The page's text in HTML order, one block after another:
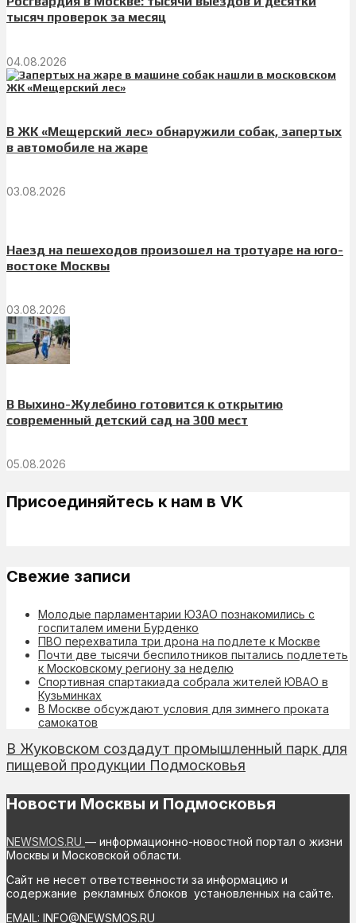
тысяч проверок за месяц
04.08.2026
В ЖК «Мещерский лес» обнаружили собак, запертых
в автомобиле на жаре
03.08.2026
Наезд на пешеходов произошел на тротуаре на юго-
востоке Москвы
03.08.2026
В Выхино-Жулебино готовится к открытию
современный детский сад на 300 мест
05.08.2026
Присоединяйтесь к нам в VK
Свежие записи
Молодые парламентарии ЮЗАО познакомились с
госпиталем имени Бурденко
ПВО перехватила три дрона на подлете к Москве
Почти две тысячи беспилотников пытались подлететь
к Московскому региону за неделю
Спортивная спартакиада собрала жителей ЮВАО в
Кузьминках
В Москве обсуждают условия для зимнего проката
самокатов
В Жуковском создадут промышленный парк для
пищевой продукции Подмосковья
Новости Москвы и Подмосковья
NEWSMOS.RU — информационно-новостной портал о жизни
Москвы и Московской области.
Сайт не несет ответственности за информацию и
содержание рекламных блоков установленных на сайте.
EMAIL: INFO@NEWSMOS.RU